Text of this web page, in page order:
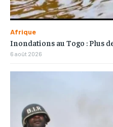
Afrique
Inondations au Togo : Plus
6 août 2026